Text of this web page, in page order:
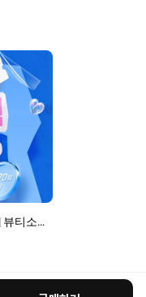
첫구매 20% 쿠폰 | 브랜드별 첫구매 혜택 | 뷰티소품 990원~